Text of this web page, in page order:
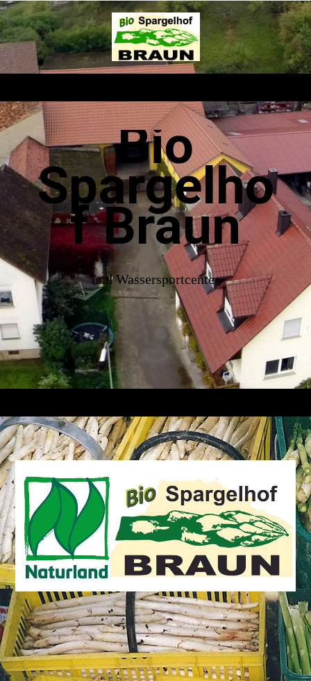
Bio
Spargelho
f Braun
und Wassersportcenter